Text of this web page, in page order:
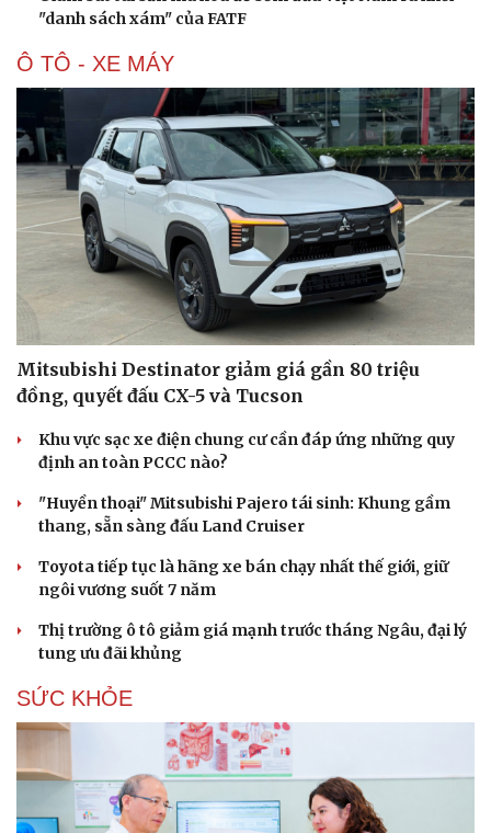
"danh sách xám" của FATF
Ô TÔ - XE MÁY
Mitsubishi Destinator giảm giá gần 80 triệu
đồng, quyết đấu CX-5 và Tucson
Khu vực sạc xe điện chung cư cần đáp ứng những quy
định an toàn PCCC nào?
"Huyền thoại" Mitsubishi Pajero tái sinh: Khung gầm
thang, sẵn sàng đấu Land Cruiser
Toyota tiếp tục là hãng xe bán chạy nhất thế giới, giữ
ngôi vương suốt 7 năm
Thị trường ô tô giảm giá mạnh trước tháng Ngâu, đại lý
tung ưu đãi khủng
SỨC KHỎE